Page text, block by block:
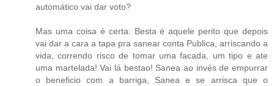
automático vai dar voto?
Mas uma coisa é certa: Besta é aquele perito que depois
vai dar a cara a tapa pra sanear conta Publica, arriscando a
vida, correndo risco de tomar uma facada, um tipo e ate
uma martelada! Vai lá bestao! Sanea ao invés de empurrar
o beneficio com a barriga, Sanea e se arrisca que o